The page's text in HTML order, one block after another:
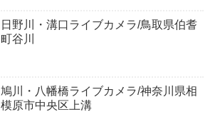
日野川・溝口ライブカメラ/鳥取県伯耆
町谷川
鳩川・八幡橋ライブカメラ/神奈川県相
模原市中央区上溝